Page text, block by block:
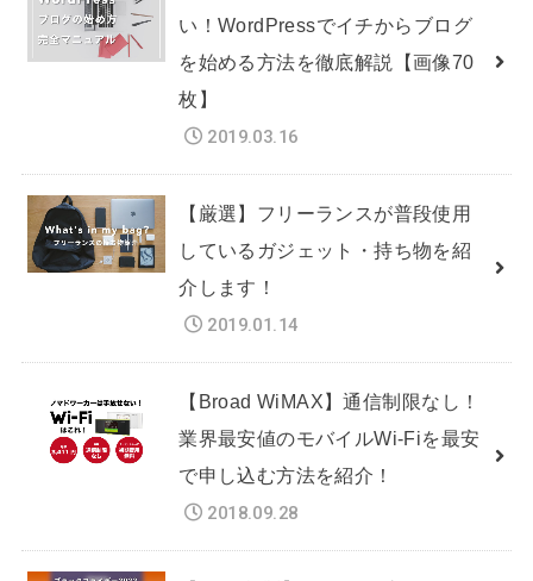
い！WordPressでイチからブログ
を始める方法を徹底解説【画像70
枚】
2019.03.16
【厳選】フリーランスが普段使用
しているガジェット・持ち物を紹
介します！
2019.01.14
【Broad WiMAX】通信制限なし！
業界最安値のモバイルWi-Fiを最安
で申し込む方法を紹介！
2018.09.28